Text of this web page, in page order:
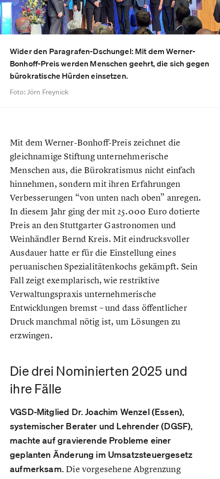
Wider den Paragrafen-Dschungel: Mit dem Werner-
Bonhoff-Preis werden Menschen geehrt, die sich gegen
bürokratische Hürden einsetzen.
Foto: Jörn Freynick
Mit dem Werner-Bonhoff-Preis zeichnet die
gleichnamige Stiftung unternehmerische
Menschen aus, die Bürokratismus nicht einfach
hinnehmen, sondern mit ihren Erfahrungen
Verbesserungen “von unten nach oben” anregen.
In diesem Jahr ging der mit 25.000 Euro dotierte
Preis an den Stuttgarter Gastronomen und
Weinhändler Bernd Kreis. Mit eindrucksvoller
Ausdauer hatte er für die Einstellung eines
peruanischen Spezialitätenkochs gekämpft. Sein
Fall zeigt exemplarisch, wie restriktive
Verwaltungspraxis unternehmerische
Entwicklungen bremst – und dass öffentlicher
Druck manchmal nötig ist, um Lösungen zu
erzwingen.
Die drei Nominierten 2025 und
ihre Fälle
VGSD-Mitglied Dr. Joachim Wenzel (Essen),
systemischer Berater und Lehrender (DGSF),
machte auf gravierende Probleme einer
geplanten Änderung im Umsatzsteuergesetz
aufmerksam. Die vorgesehene Abgrenzung